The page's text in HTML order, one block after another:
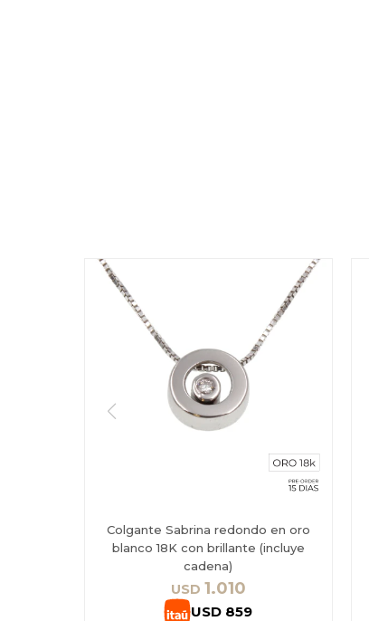
Colgante Sabrina redondo en oro
blanco 18K con brillante (incluye
cadena)
USD 1.010
USD 859